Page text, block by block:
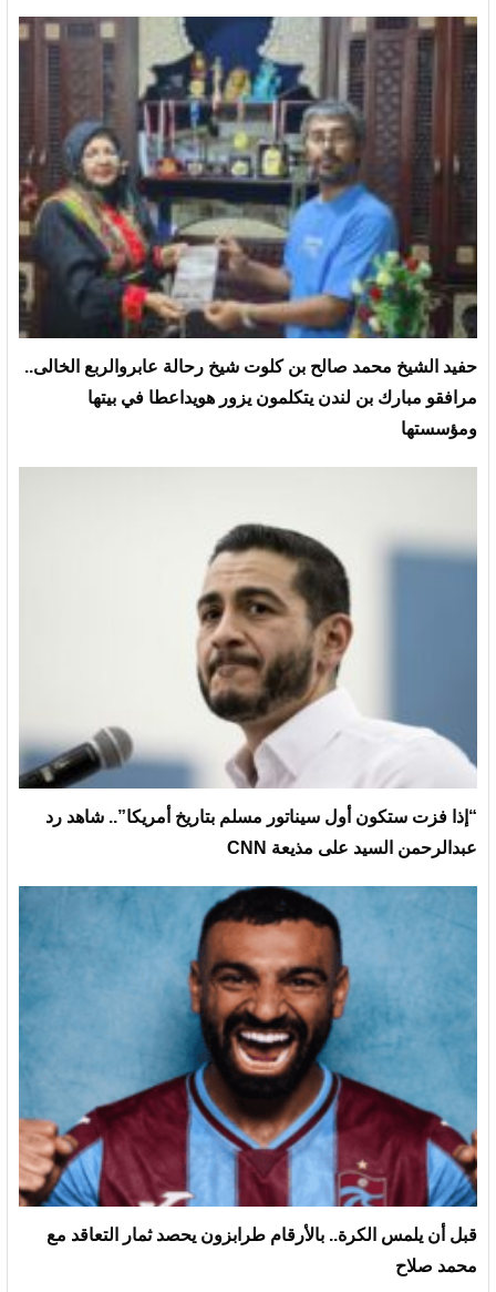
حفيد الشيخ محمد صالح بن كلوت شيخ رحالة عابروالربع الخالى..
مرافقو مبارك بن لندن يتكلمون يزور هويداعطا في بيتها
ومؤسستها
“إذا فزت ستكون أول سيناتور مسلم بتاريخ أمريكا”.. شاهد رد
عبدالرحمن السيد على مذيعة CNN
قبل أن يلمس الكرة.. بالأرقام طرابزون يحصد ثمار التعاقد مع
محمد صلاح